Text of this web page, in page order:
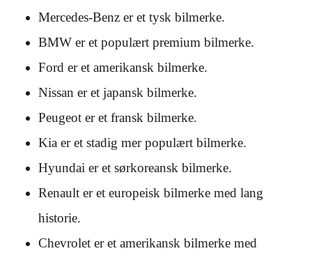
Mercedes-Benz er et tysk bilmerke.
BMW er et populært premium bilmerke.
Ford er et amerikansk bilmerke.
Nissan er et japansk bilmerke.
Peugeot er et fransk bilmerke.
Kia er et stadig mer populært bilmerke.
Hyundai er et sørkoreansk bilmerke.
Renault er et europeisk bilmerke med lang
historie.
Chevrolet er et amerikansk bilmerke med